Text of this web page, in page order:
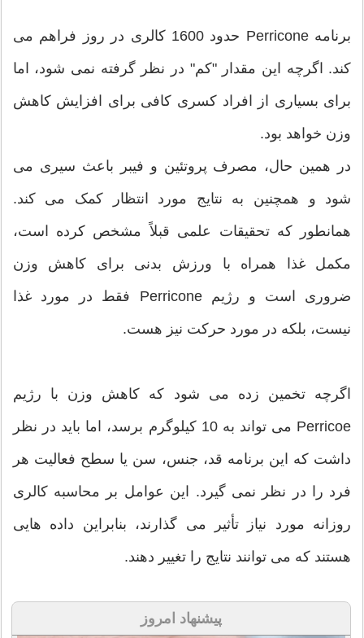
برنامه Perricone حدود 1600 کالری در روز فراهم می
کند. اگرچه این مقدار "کم" در نظر گرفته نمی شود، اما
برای بسیاری از افراد کسری کافی برای افزایش کاهش
وزن خواهد بود.
در همین حال، مصرف پروتئین و فیبر باعث سیری می
شود و همچنین به نتایج مورد انتظار کمک می کند.
همانطور که تحقیقات علمی قبلاً مشخص کرده است،
مکمل غذا همراه با ورزش بدنی برای کاهش وزن
ضروری است و رژیم Perricone فقط در مورد غذا
نیست، بلکه در مورد حرکت نیز هست.
اگرچه تخمین زده می شود که کاهش وزن با رژیم
Perricoe می تواند به 10 کیلوگرم برسد، اما باید در نظر
داشت که این برنامه قد، جنس، سن یا سطح فعالیت هر
فرد را در نظر نمی گیرد. این عوامل بر محاسبه کالری
روزانه مورد نیاز تأثیر می گذارند، بنابراین داده هایی
هستند که می توانند نتایج را تغییر دهند.
پیشنهاد امروز